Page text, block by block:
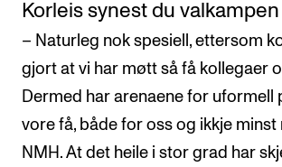
Korleis synest du
– Naturleg nok spesiell, ettersom
gjort at vi har møtt så få kollegaer
Dermed har arenaene for
vore få, både for oss og ikkje
NMH. At det heile i stor grad har